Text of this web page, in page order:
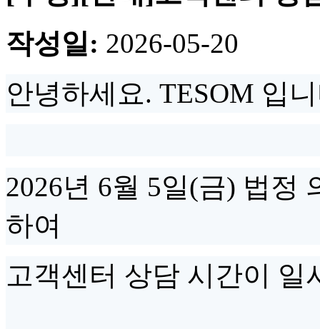
작성일: 2026-05-20
안녕하세요. TESOM 입
2026년 6월 5일(금) 법정
하여
고객센터 상담 시간이